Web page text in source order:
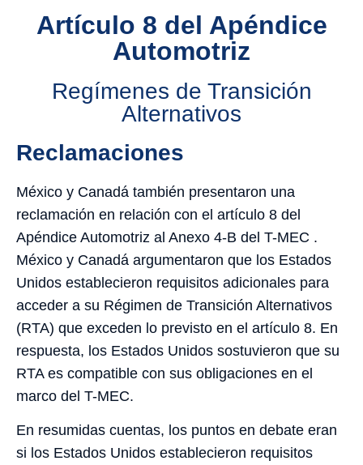
Artículo 8 del Apéndice
Automotriz
Regímenes de Transición
Alternativos
Reclamaciones
México y Canadá también presentaron una
reclamación en relación con el artículo 8 del
Apéndice Automotriz al Anexo 4-B del T-MEC .
México y Canadá argumentaron que los Estados
Unidos establecieron requisitos adicionales para
acceder a su Régimen de Transición Alternativos
(RTA) que exceden lo previsto en el artículo 8. En
respuesta, los Estados Unidos sostuvieron que su
RTA es compatible con sus obligaciones en el
marco del T-MEC.
En resumidas cuentas, los puntos en debate eran
si los Estados Unidos establecieron requisitos